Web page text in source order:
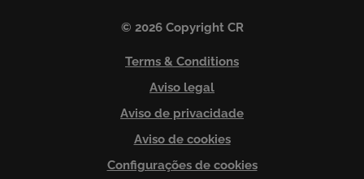
© 2026 Copyright CR
Terms & Conditions
Aviso legal
Aviso de privacidade
Aviso de cookies
Configurações de cookies